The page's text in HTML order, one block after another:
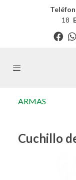
18
ARMAS
Cuchillo